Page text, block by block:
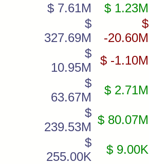
$ 7.61M
$ 1.23M
$
327.69M
$
-20.60M
$
10.95M
$ -1.10M
$
63.67M
$ 2.71M
$
239.53M
$ 80.07M
$
255.00K
$ 9.00K